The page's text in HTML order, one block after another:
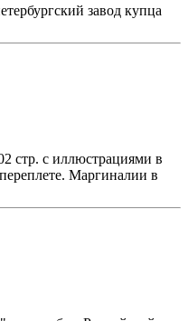
завод купца
стр. с иллюстрациями в
Маргиналии в